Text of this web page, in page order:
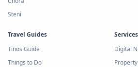
Steni
Travel Guides
Tinos Guide
Things to Do
Services
Digital